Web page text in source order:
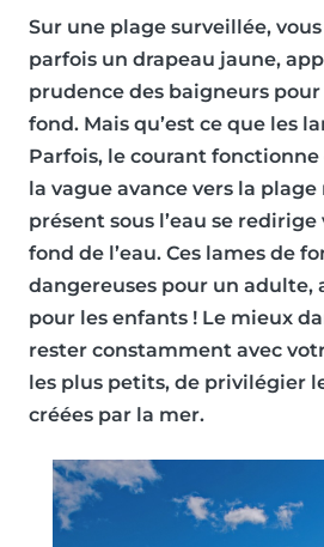
Sur une plage surveillée,
parfois un drapeau jaune,
prudence des baigneurs pour
fond. Mais qu’est ce que les
Parfois, le courant
la vague avance vers la
présent sous l’eau se
fond de l’eau. Ces lames de
dangereuses pour un adulte,
pour les enfants ! Le mieux
rester constamment avec
les plus petits, de privilégier
créées par la mer.